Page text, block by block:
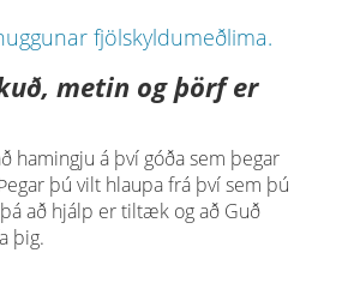
metin og þörf er
hamingju á því góða sem þegar
þú vilt hlaupa frá því sem þú
að hjálp er tiltæk og að Guð
þig.